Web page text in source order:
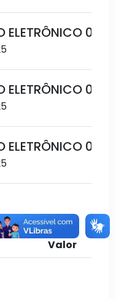
ELETRÔNICO
ELETRÔNICO
ELETRÔNICO
Valor